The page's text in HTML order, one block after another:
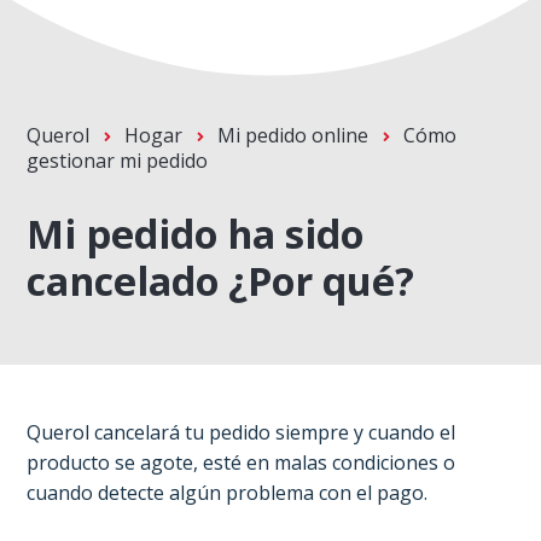
Querol Hogar Mi pedido online
Cómo
gestionar mi pedido
Mi pedido ha sido
cancelado ¿Por qué?
Querol cancelará tu pedido siempre y cuando el
producto se agote, esté en malas condiciones o
cuando detecte algún problema con el pago.